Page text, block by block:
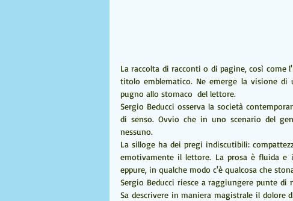
La raccolta di racconti o di pagine, così
titolo emblematico. Ne emerge la visione di
pugno allo stomaco  del lettore.
Sergio Beducci osserva la società
di senso. Ovvio che in uno scenario del
nessuno.
La silloge ha dei pregi indiscutibili:
emotivamente il lettore. La prosa è fluida e
eppure, in qualche modo c'è qualcosa che
Sergio Beducci riesce a raggiungere punte
Sa descrivere in maniera magistrale il dolore